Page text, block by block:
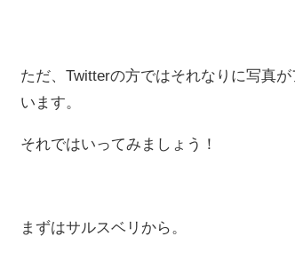
ただ、Twitterの方ではそれなりに写真
います。
それではいってみましょう！
まずはサルスベリから。